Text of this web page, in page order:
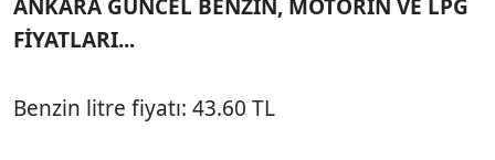
ANKARA GÜNCEL BENZİN, MOTORİN VE LPG
FİYATLARI...
Benzin litre fiyatı: 43.60 TL